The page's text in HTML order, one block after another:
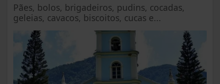
Pães, bolos, brigadeiros, pudins, cocadas,
geleias, cavacos, biscoitos, cucas e...